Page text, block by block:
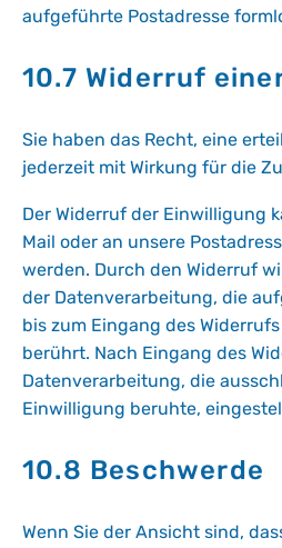
aufgeführte Postadresse
10.7 Widerruf
Sie haben das Recht, eine
jederzeit mit Wirkung für die
Der Widerruf der Einwilligung
Mail oder an unsere
werden. Durch den Widerruf
der Datenverarbeitung, die
bis zum Eingang des
berührt. Nach Eingang des
Datenverarbeitung, die
Einwilligung beruhte,
10.8 Beschwerde
Wenn Sie der Ansicht sind,